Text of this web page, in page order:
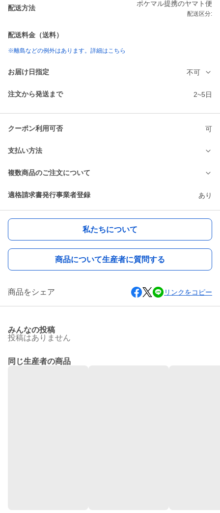
配送方法
ポケマル提携のヤマト便
配送区分:
配送料金（送料）
※離島などの例外はあります。詳細はこちら
お届け日指定 不可
注文から発送まで 2~5日
クーポン利用可否 可
支払い方法
複数商品のご注文について
適格請求書発行事業者登録 あり
私たちについて
商品について生産者に質問する
商品をシェア リンクをコピー
みんなの投稿
投稿はありません
同じ生産者の商品